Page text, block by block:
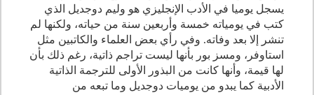
يسجل يوميا في الأدب الإنجليزي هو وليم دوجديل الذي
كتب في يومياته خمسة وأربعين سنة من حياته، ولكنها لم
تنشر إلا بعد وفاته. وفي رأي بعض العلماء والكاتبين مثل
استاوفر، ومسز بور بأنها ليست تراجم ذاتية، رغم ذلك بأن
لها قيمة، وأنها كانت من البذور الأولى للترجمة الذاتية
الأدبية كما يبدو من يوميات دوجديل وما تبعه من